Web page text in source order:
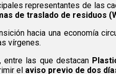
representantes de las
de traslado de residuos
hacia una economía
vírgenes.
entre las que destacan
el aviso previo de dos